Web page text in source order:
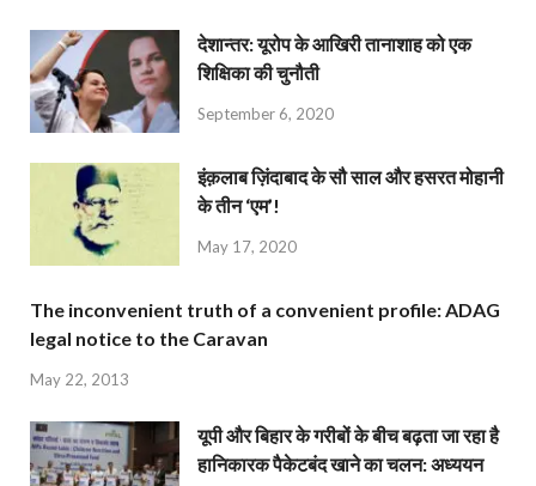
देशान्‍तर: यूरोप के आखिरी तानाशाह को एक
शिक्षिका की चुनौती
September 6, 2020
इंक़लाब ज़िंदाबाद के सौ साल और हसरत मोहानी
के तीन ‘एम’!
May 17, 2020
The inconvenient truth of a convenient profile: ADAG
legal notice to the Caravan
May 22, 2013
यूपी और बिहार के गरीबों के बीच बढ़ता जा रहा है
हानिकारक पैकेटबंद खाने का चलन: अध्ययन